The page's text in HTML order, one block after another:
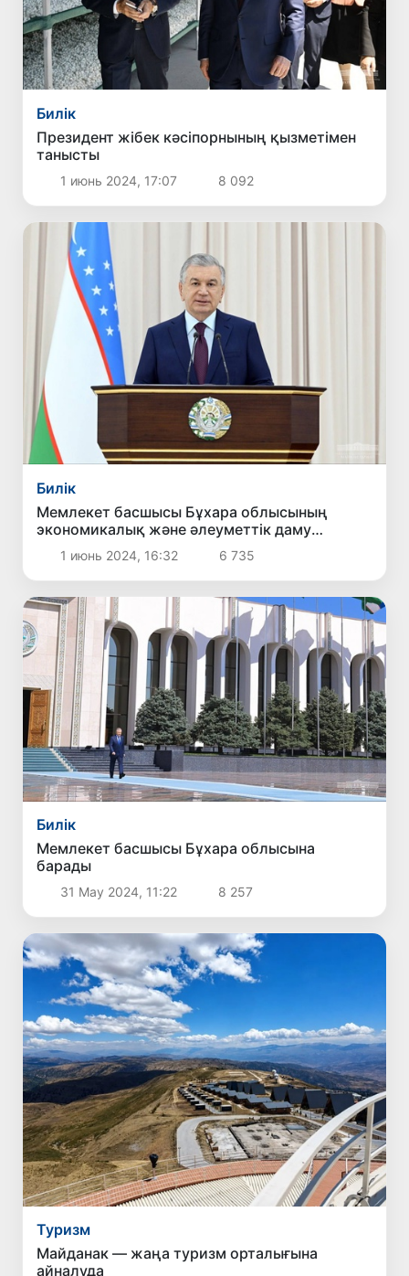
Билік
Президент жібек кәсіпорнының қызметімен
танысты
1 июнь 2024, 17:07 8 092
Билік
Мемлекет басшысы Бұхара облысының
экономикалық және әлеуметтік даму
мәселелеріне арналған жиын өткізді
1 июнь 2024, 16:32 6 735
Билік
Мемлекет басшысы Бұхара облысына
барады
31 Мау 2024, 11:22 8 257
Туризм
Майданак — жаңа туризм орталығына
айналуда